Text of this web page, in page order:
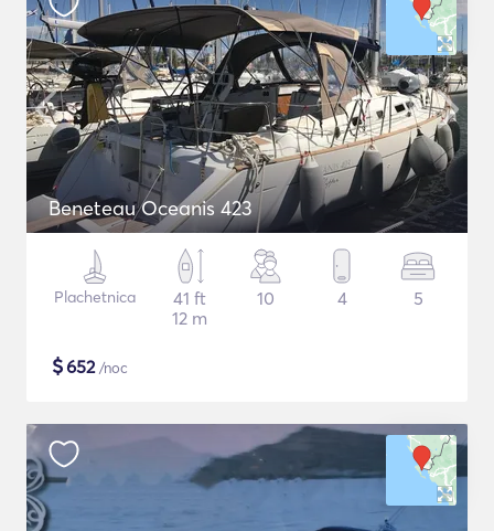
Beneteau Oceanis 423
Plachetnica
41 ft
12 m
10 4 5
$652/noc